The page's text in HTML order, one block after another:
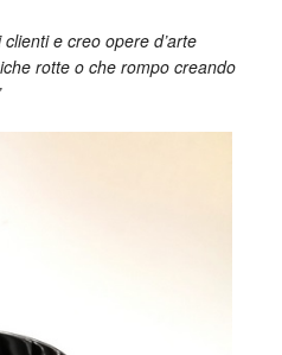
e creo opere d’arte
rotte o che rompo creando